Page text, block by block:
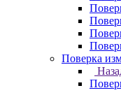
Поверка